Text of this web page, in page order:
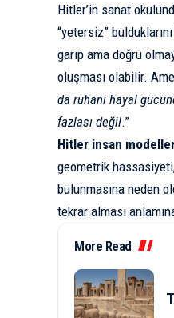
Hitler’in sanat
“yetersiz”
garip ama doğru
oluşması olabilir.
da ruhani hayal
fazlası değil.”
Hitler insan
geometrik
bulunmasına neden
tekrar alması
More Read